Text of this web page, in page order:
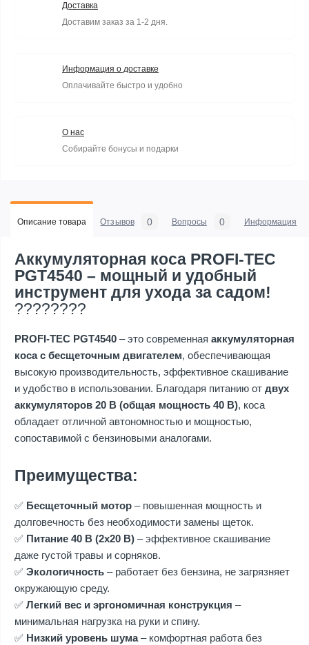
Доставка
Доставим заказ за 1-2 дня.
Информация о доставке
Оплачивайте быстро и удобно
О нас
Собирайте бонусы и подарки
Описание товара Отзывов 0 Вопросы 0 Информация
Аккумуляторная коса PROFI-TEC
PGT4540 – мощный и удобный
инструмент для ухода за садом!
????????
PROFI-TEC PGT4540 – это современная аккумуляторная
коса с бесщеточным двигателем, обеспечивающая
высокую производительность, эффективное скашивание
и удобство в использовании. Благодаря питанию от двух
аккумуляторов 20 В (общая мощность 40 В), коса
обладает отличной автономностью и мощностью,
сопоставимой с бензиновыми аналогами.
Преимущества:
✅ Бесщеточный мотор – повышенная мощность и
долговечность без необходимости замены щеток.
✅ Питание 40 В (2x20 В) – эффективное скашивание
даже густой травы и сорняков.
✅ Экологичность – работает без бензина, не загрязняет
окружающую среду.
✅ Легкий вес и эргономичная конструкция –
минимальная нагрузка на руки и спину.
✅ Низкий уровень шума– комфортная работа без